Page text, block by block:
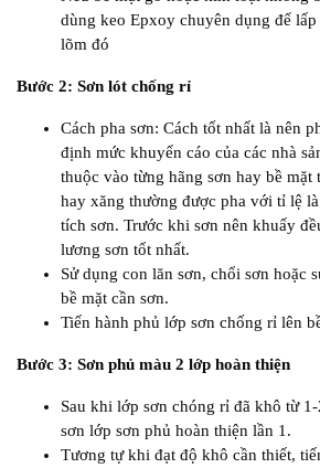
dùng keo Epxoy chuyên dụng để
lõm đó
Bước 2: Sơn lót chống rỉ
Cách pha sơn: Cách tốt nhất là nên
định mức khuyến cáo của các nhà
thuộc vào từng hãng sơn hay bề mặt
hay xăng thường được pha với tỉ lệ
tích sơn. Trước khi sơn nên khuấy
lương sơn tốt nhất.
Sử dụng con lăn sơn, chổi sơn hoặc
bề mặt cần sơn.
Tiến hành phủ lớp sơn chống rỉ lên
Bước 3: Sơn phủ màu 2 lớp hoàn thiện
Sau khi lớp sơn chóng rỉ đã khô từ
sơn lớp sơn phủ hoàn thiện lần 1.
Tương tự khi đạt độ khô cần thiết,